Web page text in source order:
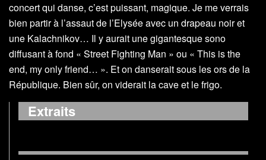
concert qui danse, c’est puissant, magique. Je me verrais
bien partir à l’assaut de l’Elysée avec un drapeau noir et
une Kalachnikov… Il y aurait une gigantesque sono
diffusant à fond « Street Fighting Man » ou « This is the
end, my only friend… ». Et on danserait sous les ors de la
République. Bien sûr, on viderait la cave et le frigo.
Extraits